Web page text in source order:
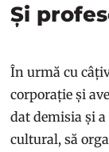
Și
În urmă cu
corporație și
dat demisia și
cultural, să